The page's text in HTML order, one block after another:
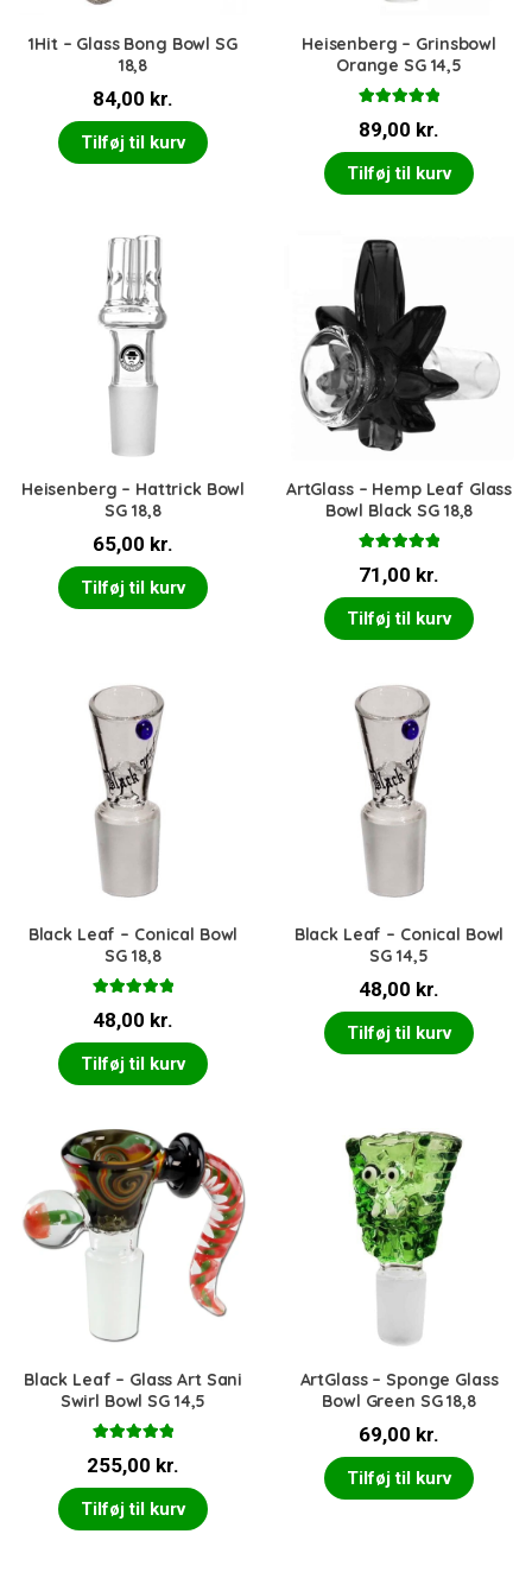
1Hit – Glass Bong Bowl SG
18,8
84,00 kr.
Tilføj til kurv
Heisenberg – Grinsbowl
Orange SG 14,5
5.00ud af 5
89,00 kr.
Tilføj til kurv
Heisenberg – Hattrick Bowl
SG 18,8
65,00 kr.
Tilføj til kurv
ArtGlass – Hemp Leaf Glass
Bowl Black SG 18,8
5.00ud af 5
71,00 kr.
Tilføj til kurv
Black Leaf – Conical Bowl
SG 18,8
5.00ud af 5
48,00 kr.
Tilføj til kurv
Black Leaf – Conical Bowl
SG 14,5
48,00 kr.
Tilføj til kurv
Black Leaf – Glass Art Sani
Swirl Bowl SG 14,5
5.00ud af 5
255,00 kr.
Tilføj til kurv
ArtGlass – Sponge Glass
Bowl Green SG 18,8
69,00 kr.
Tilføj til kurv